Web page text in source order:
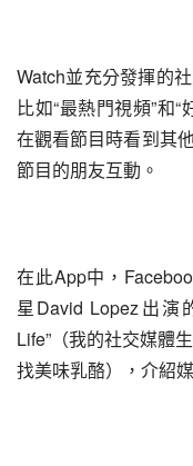
Watch並充分發揮的
比如“最熱門視頻”和
在觀看節目時看到其
節目的朋友互動。
在此App中，
星David Lopez出
Life”（我的社交媒體
找美味乳酪），介紹